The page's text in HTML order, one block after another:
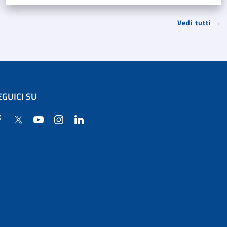
Vedi tutti →
SU
Facebook
Twitter YouTube Instagram